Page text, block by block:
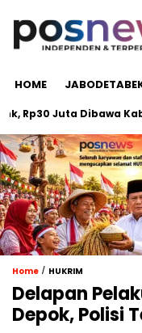
HOME
Juta Dibawa Kabur
Home / HUKRIM
Delapan
Depok, Polisi